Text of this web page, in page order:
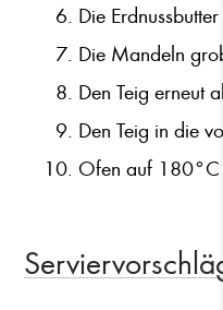
Die
Die Mandeln
Den Teig erneut
Den Teig in die
Ofen auf 180°C